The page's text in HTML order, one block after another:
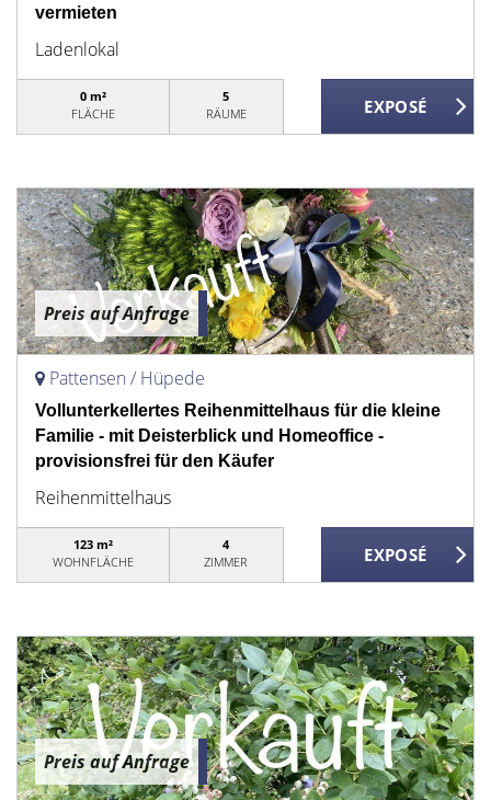
vermieten
Ladenlokal
0 m²
FLÄCHE
5
RÄUME
Preis auf Anfrage
Pattensen / Hüpede
Vollunterkellertes Reihenmittelhaus für die kleine
Familie - mit Deisterblick und Homeoffice -
provisionsfrei für den Käufer
Reihenmittelhaus
123 m²
WOHNFLÄCHE
4
ZIMMER
Preis auf Anfrage